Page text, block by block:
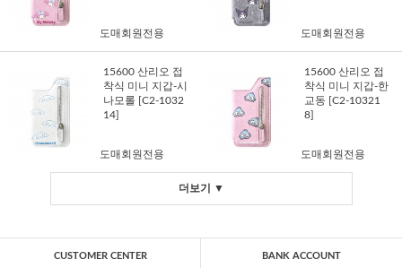
도매회원전용 도매회원전용
15600 산리오 접
착식 미니 지갑-시
나모롤 [C2-1032
14]
도매회원전용
15600 산리오 접
착식 미니 지갑-한
교동 [C2-10321
8]
도매회원전용
더보기 ▼
CUSTOMER CENTER BANK ACCOUNT